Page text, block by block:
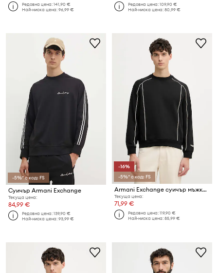
Редовна цена:141,90 €
Най-ниска цена:96,99 €
Редовна цена:109,90 €
Най-ниска цена:80,99 €
-5%* с код: FS
Суичър Armani Exchange
Текуща цена:
84,99 €
Редовна цена:139,90 €
Най-ниска цена:93,99 €
-16%
-5%* с код: FS
Armani Exchange суичър мъжки памучен
Текуща цена:
71,99 €
Редовна цена:119,90 €
Най-ниска цена:85,99 €